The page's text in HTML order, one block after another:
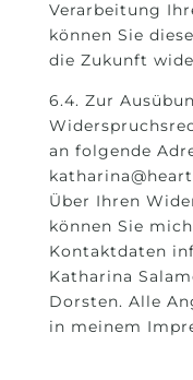
Verarbeitung
können Sie
die Zukunft
6.4. Zur
an folgende
Über Ihren
können Sie
Kontaktdaten
Katharina
Dorsten. Alle
in meinem